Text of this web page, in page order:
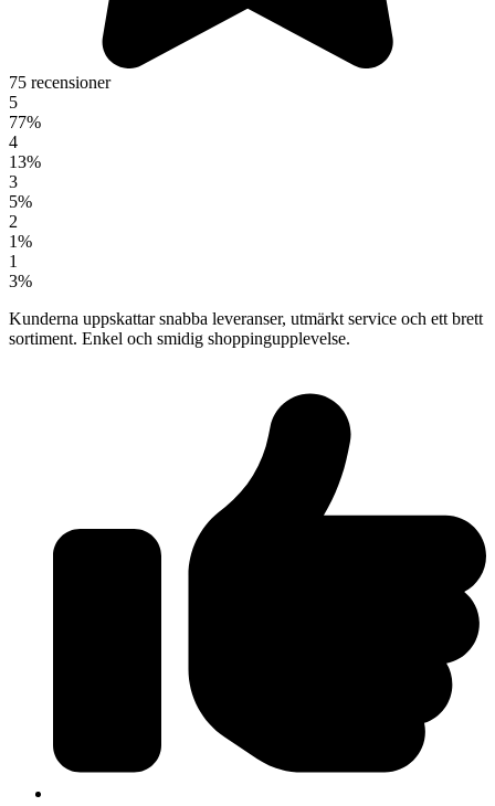
75 recensioner
5
77%
4
13%
3
5%
2
1%
1
3%
Kunderna uppskattar snabba leveranser, utmärkt service och ett brett
sortiment. Enkel och smidig shoppingupplevelse.